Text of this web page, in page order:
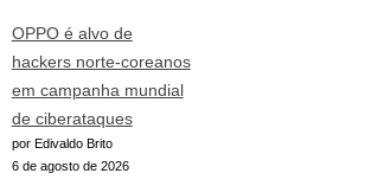
OPPO é alvo de
hackers norte-coreanos
em campanha mundial
de ciberataques
por Edivaldo Brito
6 de agosto de 2026